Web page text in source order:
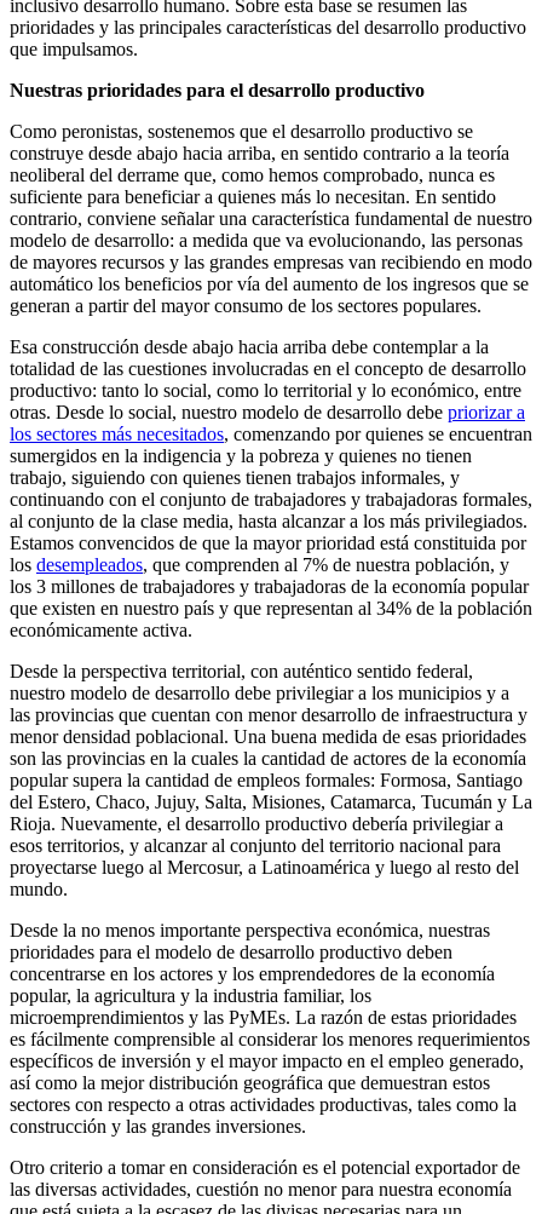
inclusivo desarrollo humano. Sobre esta base se resumen las
prioridades y las principales características del desarrollo productivo
que impulsamos.
Nuestras prioridades para el desarrollo productivo
Como peronistas, sostenemos que el desarrollo productivo se
construye desde abajo hacia arriba, en sentido contrario a la teoría
neoliberal del derrame que, como hemos comprobado, nunca es
suficiente para beneficiar a quienes más lo necesitan. En sentido
contrario, conviene señalar una característica fundamental de nuestro
modelo de desarrollo: a medida que va evolucionando, las personas
de mayores recursos y las grandes empresas van recibiendo en modo
automático los beneficios por vía del aumento de los ingresos que se
generan a partir del mayor consumo de los sectores populares.
Esa construcción desde abajo hacia arriba debe contemplar a la
totalidad de las cuestiones involucradas en el concepto de desarrollo
productivo: tanto lo social, como lo territorial y lo económico, entre
otras. Desde lo social, nuestro modelo de desarrollo debe priorizar a
los sectores más necesitados, comenzando por quienes se encuentran
sumergidos en la indigencia y la pobreza y quienes no tienen
trabajo, siguiendo con quienes tienen trabajos informales, y
continuando con el conjunto de trabajadores y trabajadoras formales,
al conjunto de la clase media, hasta alcanzar a los más privilegiados.
Estamos convencidos de que la mayor prioridad está constituida por
los desempleados, que comprenden al 7% de nuestra población, y
los 3 millones de trabajadores y trabajadoras de la economía popular
que existen en nuestro país y que representan al 34% de la población
económicamente activa.
Desde la perspectiva territorial, con auténtico sentido federal,
nuestro modelo de desarrollo debe privilegiar a los municipios y a
las provincias que cuentan con menor desarrollo de infraestructura y
menor densidad poblacional. Una buena medida de esas prioridades
son las provincias en la cuales la cantidad de actores de la economía
popular supera la cantidad de empleos formales: Formosa, Santiago
del Estero, Chaco, Jujuy, Salta, Misiones, Catamarca, Tucumán y La
Rioja. Nuevamente, el desarrollo productivo debería privilegiar a
esos territorios, y alcanzar al conjunto del territorio nacional para
proyectarse luego al Mercosur, a Latinoamérica y luego al resto del
mundo.
Desde la no menos importante perspectiva económica, nuestras
prioridades para el modelo de desarrollo productivo deben
concentrarse en los actores y los emprendedores de la economía
popular, la agricultura y la industria familiar, los
microemprendimientos y las PyMEs. La razón de estas prioridades
es fácilmente comprensible al considerar los menores requerimientos
específicos de inversión y el mayor impacto en el empleo generado,
así como la mejor distribución geográfica que demuestran estos
sectores con respecto a otras actividades productivas, tales como la
construcción y las grandes inversiones.
Otro criterio a tomar en consideración es el potencial exportador de
las diversas actividades, cuestión no menor para nuestra economía